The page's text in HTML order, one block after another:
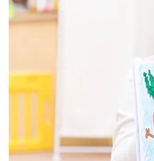
週3日以内
書類対応なし
単発保育士として働く！